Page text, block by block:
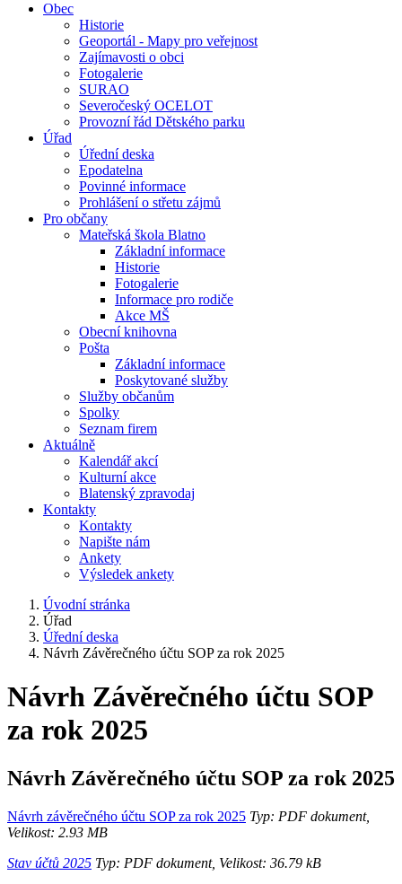
Obec
Historie
Geoportál - Mapy pro veřejnost
Zajímavosti o obci
Fotogalerie
SURAO
Severočeský OCELOT
Provozní řád Dětského parku
Úřad
Úřední deska
Epodatelna
Povinné informace
Prohlášení o střetu zájmů
Pro občany
Mateřská škola Blatno
Základní informace
Historie
Fotogalerie
Informace pro rodiče
Akce MŠ
Obecní knihovna
Pošta
Základní informace
Poskytované služby
Služby občanům
Spolky
Seznam firem
Aktuálně
Kalendář akcí
Kulturní akce
Blatenský zpravodaj
Kontakty
Kontakty
Napište nám
Ankety
Výsledek ankety
Úvodní stránka
Úřad
Úřední deska
Návrh Závěrečného účtu SOP za rok 2025
Návrh Závěrečného účtu SOP
za rok 2025
Návrh Závěrečného účtu SOP za rok 2025
Návrh závěrečného účtu SOP za rok 2025 Typ: PDF dokument,
Velikost: 2.93 MB
Stav účtů 2025 Typ: PDF dokument, Velikost: 36.79 kB